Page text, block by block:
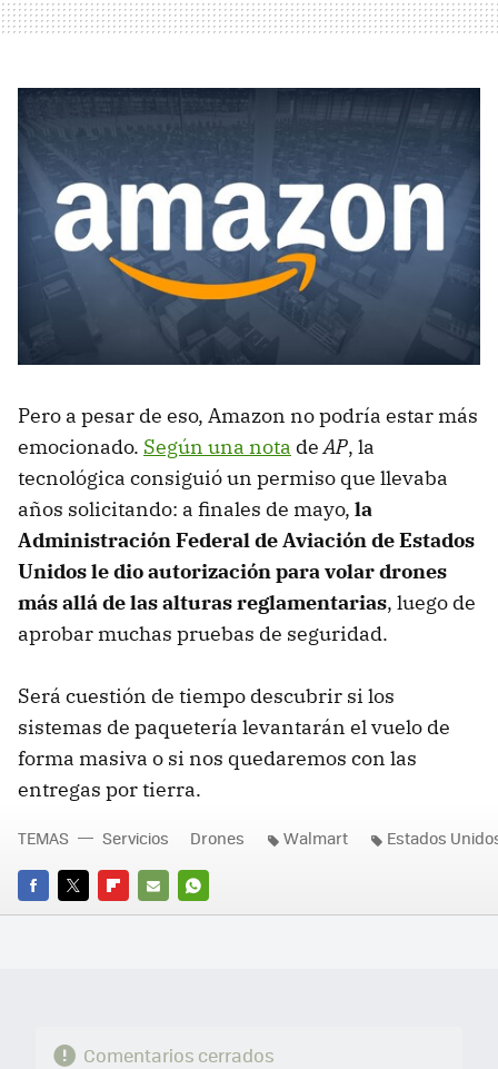
Pero a pesar de eso, Amazon no podría estar más
emocionado. Según una nota deAP, la
tecnológica consiguió un permiso que llevaba
años solicitando: a finales de mayo, la
Administración Federal de Aviación de Estados
Unidos le dio autorización para volar drones
más allá de las alturas reglamentarias, luego de
aprobar muchas pruebas de seguridad.
Será cuestión de tiempo descubrir si los
sistemas de paquetería levantarán el vuelo de
forma masiva o si nos quedaremos con las
entregas por tierra.
FACEBOOK
TWITTERFLIPBOARD
E-
WHATSAPP
TEMAS Servicios Drones Walmart Estados
Comentarios cerrados